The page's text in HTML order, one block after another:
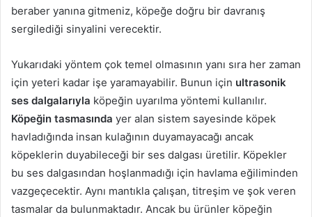
beraber yanına gitmeniz, köpeğe doğru bir davranış
sergilediği sinyalini verecektir.
Yukarıdaki yöntem çok temel olmasının yanı sıra her zaman
için yeteri kadar işe yaramayabilir. Bunun için ultrasonik
ses dalgalarıyla köpeğin uyarılma yöntemi kullanılır.
Köpeğin tasmasında yer alan sistem sayesinde köpek
havladığında insan kulağının duyamayacağı ancak
köpeklerin duyabileceği bir ses dalgası üretilir. Köpekler
bu ses dalgasından hoşlanmadığı için havlama eğiliminden
vazgeçecektir. Aynı mantıkla çalışan, titreşim ve şok veren
tasmalar da bulunmaktadır. Ancak bu ürünler köpeğin